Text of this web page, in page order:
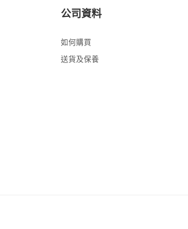
公司資料
如何購買
送貨及保養